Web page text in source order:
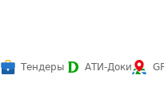
Тендеры АТИ-Доки